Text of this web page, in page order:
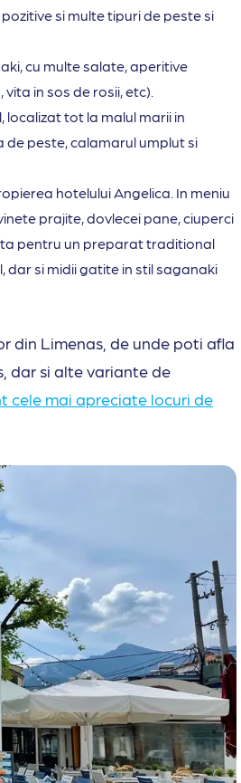
si multe tipuri de peste si
cu multe salate, aperitive
in sos de rosii, etc).
localizat tot la malul marii in
peste, calamarul umplut si
hotelului Angelica. In meniu
prajite, dovlecei pane, ciuperci
pentru un preparat traditional
dar si midii gatite in stil saganaki
din Limenas, de unde poti afla
dar si alte variante de
cele mai apreciate locuri de